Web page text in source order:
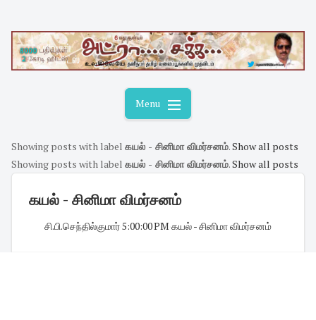
content
Menu
Showing posts with label கயல் - சினிமா விமர்சனம்.Show all posts
Showing posts with label கயல் - சினிமா விமர்சனம்.Show all posts
கயல் - சினிமா விமர்சனம்
சி.பி.செந்தில்குமார்5:00:00 PM கயல் - சினிமா விமர்சனம்